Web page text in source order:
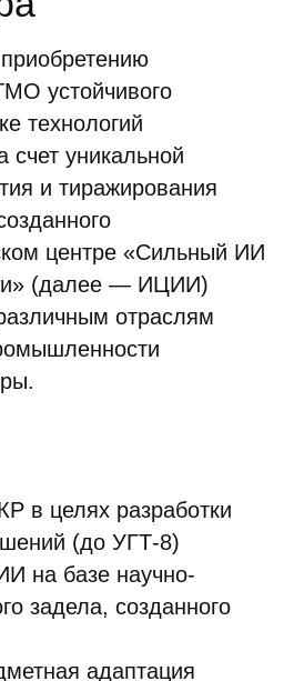
УГТ-8)
созданного
для
модернизации
решений
наработок
с созданием
на высоких УГТ.
(отраслевой)
и технологий